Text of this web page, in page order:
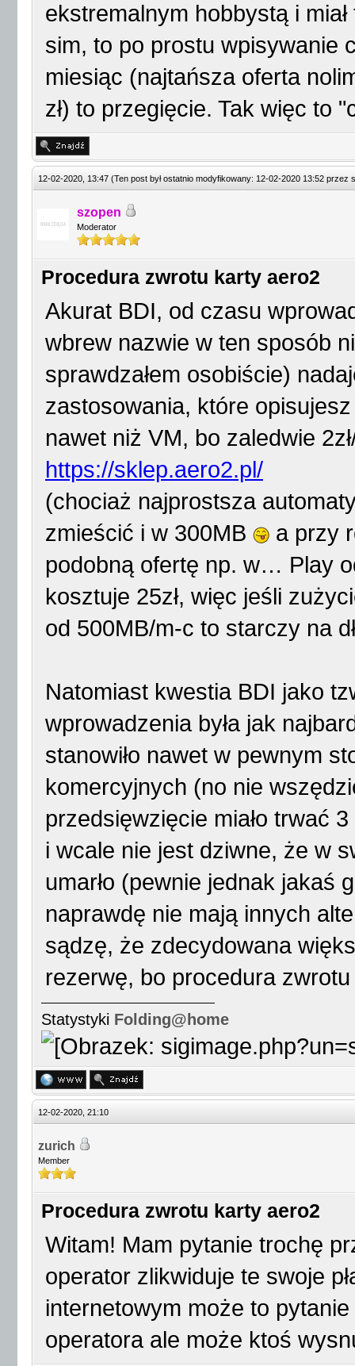
ekstremalnym hobbystą i
sim, to po prostu wpisywanie
miesiąc (najtańsza oferta
zł) to przegięcie. Tak więc to
12-02-2020, 13:47 (Ten post był ostatnio modyfikowany: 12-02-2020 13:52 przez
szopen
Moderator
Procedura zwrotu karty aero2
Akurat BDI, od czasu
wbrew nazwie w ten sposób
sprawdzałem osobiście)
zastosowania, które
nawet niż VM, bo zaledwie
https://sklep.aero2.pl/
(chociaż najprostsza
zmieścić i w 300MB
a przy
podobną ofertę np. w… Play
kosztuje 25zł, więc jeśli
od 500MB/m-c to starczy na
Natomiast kwestia BDI jako
wprowadzenia była jak
stanowiło nawet w pewnym
komercyjnych (no nie
przedsięwzięcie miało trwać
i wcale nie jest dziwne, że w
umarło (pewnie jednak jakaś
naprawdę nie mają innych
sądzę, że zdecydowana
rezerwę, bo procedura
Statystyki Folding@home
12-02-2020, 21:10
zurich
Member
Procedura zwrotu karty aero2
Witam! Mam pytanie trochę
operator zlikwiduje te swoje
internetowym może to
operatora ale może ktoś